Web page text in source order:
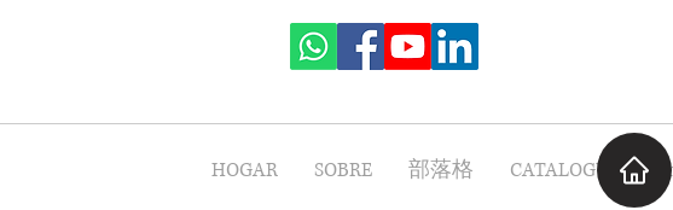
HOGAR SOBRE 部落格 CATALOGUE